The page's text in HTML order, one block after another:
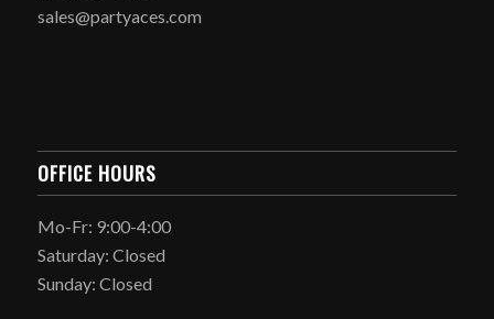
sales@partyaces.com
OFFICE HOURS
Mo-Fr: 9:00-4:00
Saturday: Closed
Sunday: Closed